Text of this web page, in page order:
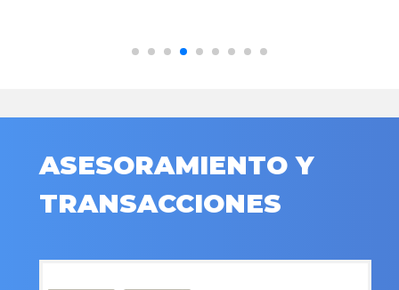
ASESORAMIENTO Y
TRANSACCIONES